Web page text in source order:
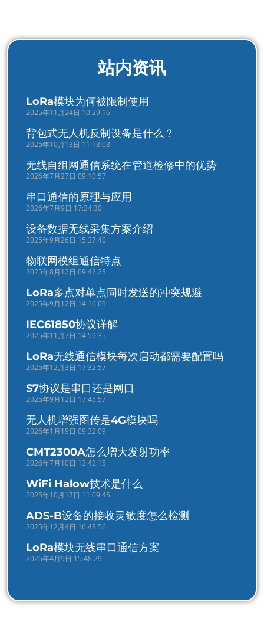
站内资讯
LoRa模块为何被限制使用
2025年11月24日 10:29:16
背包式无人机反制设备是什么？
2025年10月13日 11:13:03
无线自组网通信系统在管道检修中的优势
2026年7月27日 09:10:57
串口通信的原理与应用
2026年7月9日 17:34:30
设备数据无线采集方案介绍
2025年9月26日 15:37:40
物联网模组通信特点
2025年8月12日 09:42:23
LoRa多点对单点同时发送的冲突规避
2025年9月12日 14:16:09
IEC61850协议详解
2025年11月7日 14:59:35
LoRa无线通信模块每次启动都需要配置吗
2025年12月3日 17:32:57
S7协议是串口还是网口
2025年9月12日 17:45:57
无人机增强图传是4G模块吗
2026年1月19日 09:32:09
CMT2300A怎么增大发射功率
2026年7月10日 13:42:15
WiFi Halow技术是什么
2025年10月17日 11:09:45
ADS-B设备的接收灵敏度怎么检测
2025年12月4日 16:43:56
LoRa模块无线串口通信方案
2026年4月9日 15:48:29